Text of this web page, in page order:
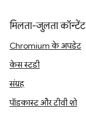
मिलता-जुलता कॉन्टेंट
Chromium के अपडेट
केस स्टडी
संग्रह
पॉडकास्ट और टीवी शो